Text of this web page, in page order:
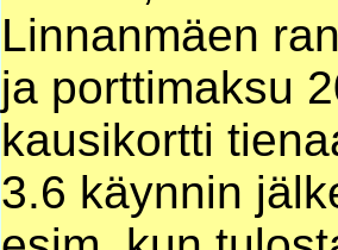
Linnanmäen
ja porttimaksu
kausikortti
3.6 käynnin